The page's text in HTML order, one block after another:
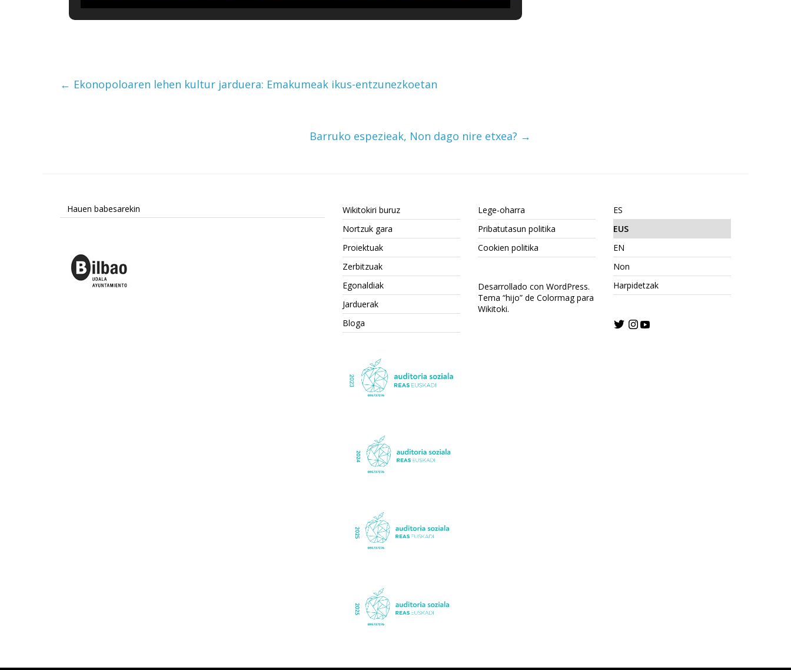
← Ekonopoloaren lehen kultur jarduera: Emakumeak ikus-entzunezkoetan
Barruko espezieak, Non dago nire etxea? →
Hauen babesarekin
Wikitokiri buruz
Nortzuk gara
Proiektuak
Zerbitzuak
Egonaldiak
Jarduerak
Bloga
Lege-oharra
Pribatutasun politika
Cookien politika
Desarrollado con WordPress.
Tema “hijo” de Colormag para
Wikitoki.
ES
EUS
EN
Non
Harpidetzak